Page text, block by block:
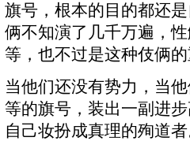
旗号，根本的目的都还
俩不知演了几千万遍，
等，也不过是这种伎俩的
当他们还没有势力，当
等的旗号，装出一副进
自己妆扮成真理的殉道者